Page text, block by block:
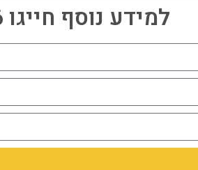
למידע נוסף חייגו 077-8044606 או מלאו פרטים: